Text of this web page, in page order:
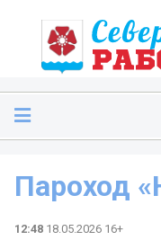
Пароход
12:48 18.05.2026 16+